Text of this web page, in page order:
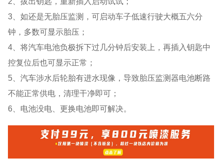
3、如还是无胎压监测，可启动车子低速行驶大概五六分
钟，多数可显示胎压；
4、将汽车电池负极拆下过几分钟后安装上，再插入钥匙中
控复位后也可显示正常；
5、汽车涉水后轮胎有进水现像，导致胎压监测器电池断路
不能正常供电，清理干净即可；
6、电池没电、更换电池即可解决。